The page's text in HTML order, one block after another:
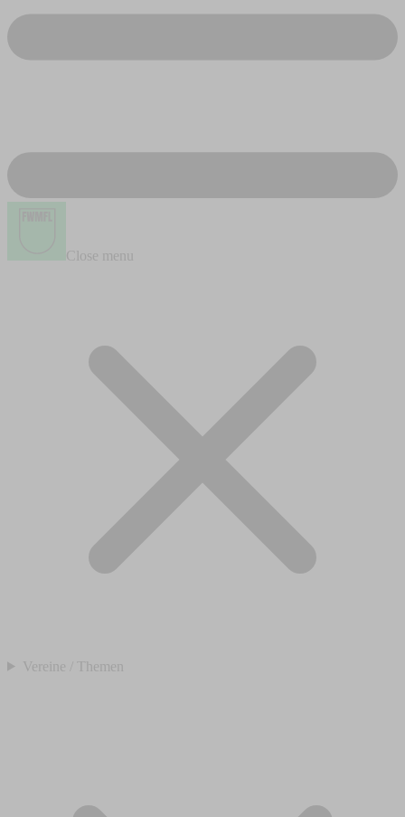
Close menu
Vereine / Themen